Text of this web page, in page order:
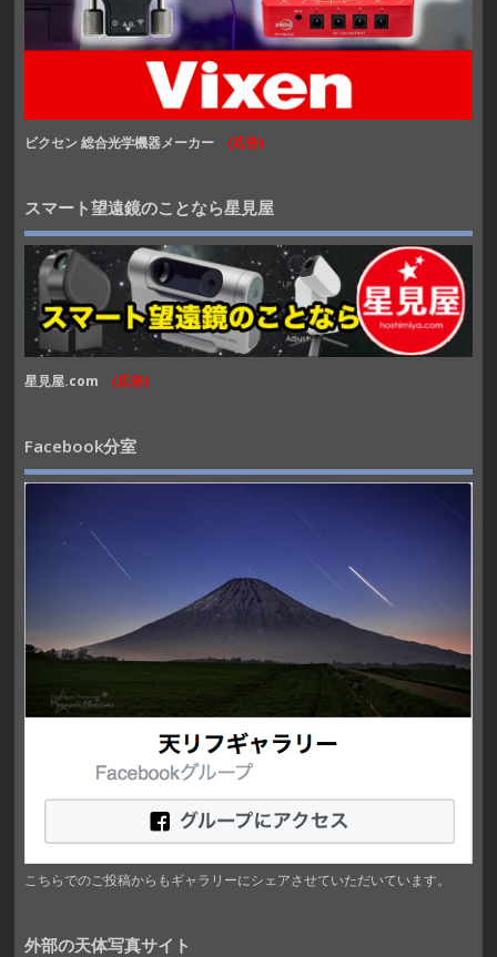
ビクセン 総合光学機器メーカー (広告)
スマート望遠鏡のことなら星見屋
星見屋.com (広告)
Facebook分室
こちらでのご投稿からもギャラリーにシェアさせていただいています。
外部の天体写真サイト